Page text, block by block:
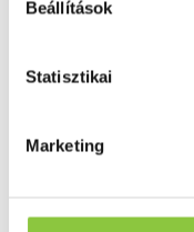
Beállítások
Statisztikai
Marketing